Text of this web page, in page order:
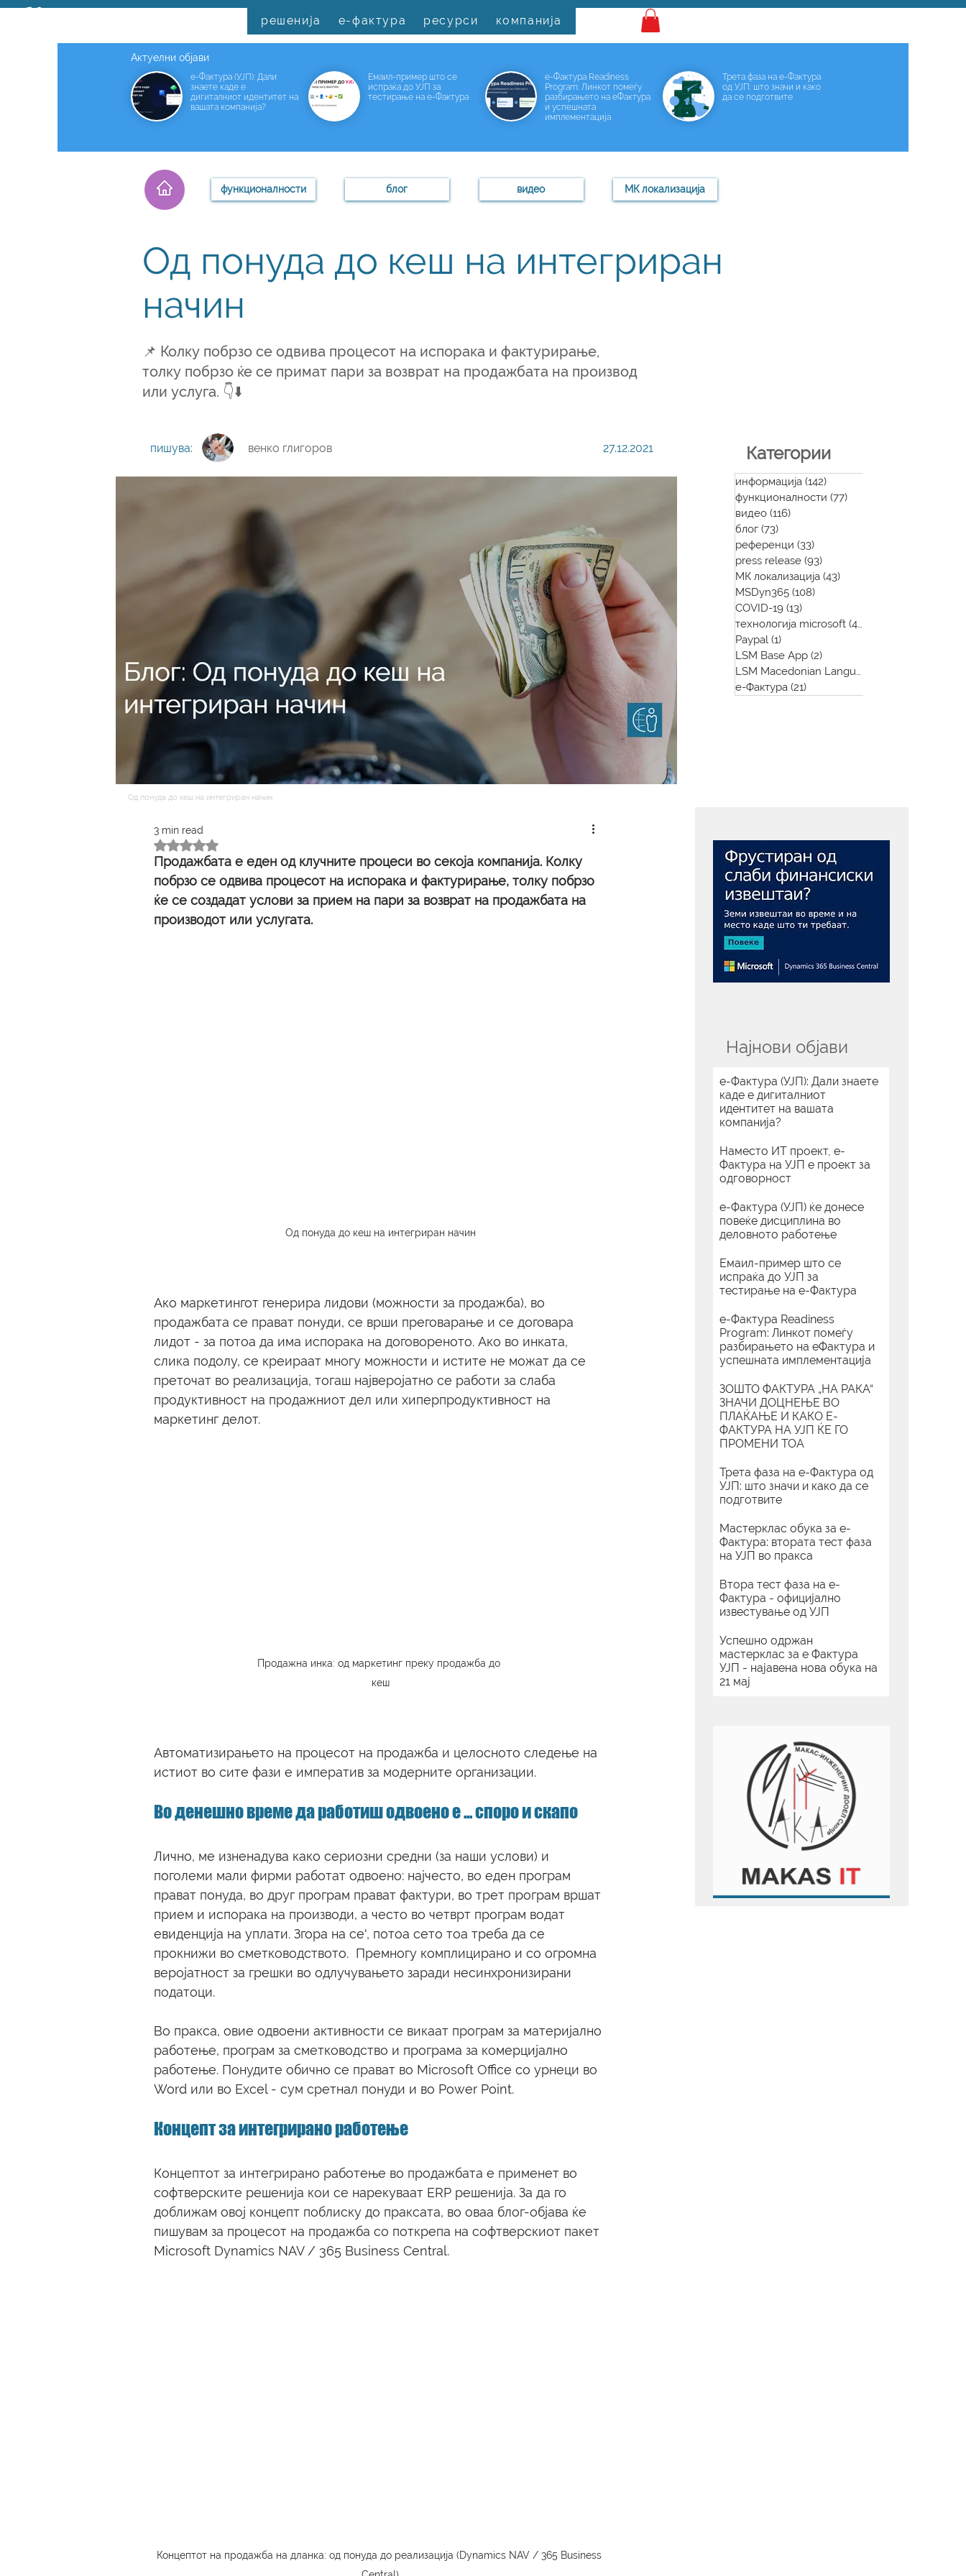
решенија е-фактура ресурси компанија
Актуелни објави
е-Фактура (УЈП): Дали
знаете каде е
дигиталниот идентитет на
вашата компанија?
Емаил-пример што се
испраќа до УЈП за
тестирање на е-Фактура
е-Фактура Readiness
Program: Линкот помеѓу
разбирањето на еФактура
и успешната
имплементација
Трета фаза на е-Фактура
од УЈП: што значи и како
да се подготвите
функционалности блог видео МК локализација
Од понуда до кеш на интегриран
начин
📌 Колку побрзо се одвива процесот на испорака и фактурирање,
толку побрзо ќе се примат пари за возврат на продажбата на производ
или услуга. 👇⬇️
пишува: венко глигоров 27.12.2021
Од понуда до кеш на интегриран начин
Категории
информација (142)142 posts
функционалности (77)77 posts
видео (116)116 posts
блог (73)73 posts
референци (33)33 posts
press release (93)93 posts
МК локализација (43)43 posts
MSDyn365 (108)108 posts
COVID-19 (13)13 posts
технологија microsoft (48)
Paypal (1)1 post
LSM Base App (2)2 posts
LSM Macedonian Language App
е-Фактура (21)21 post
Најнови објави
е-Фактура (УЈП): Дали знаете
каде е дигиталниот
идентитет на вашата
компанија?
Наместо ИТ проект, е-
Фактура на УЈП е проект за
одговорност
е-Фактура (УЈП) ќе донесе
повеќе дисциплина во
деловното работење
Емаил-пример што се
испраќа до УЈП за
тестирање на е-Фактура
е-Фактура Readiness
Program: Линкот помеѓу
разбирањето на еФактура и
успешната имплементација
ЗОШТО ФАКТУРА „НА РАКА“
ЗНАЧИ ДОЦНЕЊЕ ВО
ПЛАЌАЊЕ И КАКО Е-
ФАКТУРА НА УЈП ЌЕ ГО
ПРОМЕНИ ТОА
Трета фаза на е-Фактура од
УЈП: што значи и како да се
подготвите
Мастерклас обука за е-
Фактура: втората тест фаза
на УЈП во пракса
Втора тест фаза на е-
Фактура - официјално
известување од УЈП
Успешно одржан
мастерклас за е Фактура
УЈП - најавена нова обука на
21 мај
3 min read
Rated NaN out of 5 stars.
Продажбата е еден од клучните процеси во секоја компанија. Колку
побрзо се одвива процесот на испорака и фактурирање, толку побрзо
ќе се создадат услови за прием на пари за возврат на продажбата на
производот или услугата.
Од понуда до кеш на интегриран начин
Ако маркетингот генерира лидови (можности за продажба), во
продажбата се прават понуди, се врши преговарање и се договара
лидот - за потоа да има испорака на договореното. Ако во инката,
слика подолу, се креираат многу можности и истите не можат да се
преточат во реализација, тогаш најверојатно се работи за слаба
продуктивност на продажниот дел или хиперпродуктивност на
маркетинг делот.
Продажна инка: од маркетинг преку продажба до
кеш
Автоматизирањето на процесот на продажба и целосното следење на
истиот во сите фази е императив за модерните организации.
Во денешно време да работиш одвоено е ... споро и скапо
Лично, ме изненадува како сериозни средни (за наши услови) и
поголеми мали фирми работат одвоено: најчесто, во еден програм
прават понуда, во друг програм прават фактури, во трет програм вршат
прием и испорака на производи, а често во четврт програм водат
евиденција на уплати. Згора на се', потоа сето тоа треба да се
прокнижи во сметководството.  Премногу комплицирано и со огромна
веројатност за грешки во одлучувањето заради несинхронизирани
податоци.
Во пракса, овие одвоени активности се викаат програм за материјално
работење, програм за сметководство и програма за комерцијално
работење. Понудите обично се прават во Microsoft Office со урнеци во
Word или во Excel - сум сретнал понуди и во Power Point.
Концепт за интегрирано работење
Концептот за интегрирано работење во продажбата е применет во
софтверските решенија кои се нарекуваат ERP решенија. За да го
доближам овој концепт поблиску до праксата, во оваа блог-објава ќе
пишувам за процесот на продажба со поткрепа на софтверскиот пакет
Microsoft Dynamics NAV / 365 Business Central.
Концептот на продажба на дланка: од понуда до реализација (Dynamics NAV / 365 Business